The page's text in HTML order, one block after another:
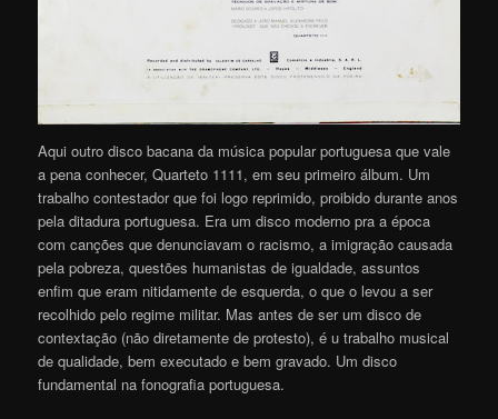
Aqui outro disco bacana da música popular portuguesa que vale
a pena conhecer, Quarteto 1111, em seu primeiro álbum. Um
trabalho contestador que foi logo reprimido, proibido durante anos
pela ditadura portuguesa. Era um disco moderno pra a época
com canções que denunciavam o racismo, a imigração causada
pela pobreza, questões humanistas de igualdade, assuntos
enfim que eram nitidamente de esquerda, o que o levou a ser
recolhido pelo regime militar. Mas antes de ser um disco de
contextação (não diretamente de protesto), é u trabalho musical
de qualidade, bem executado e bem gravado. Um disco
fundamental na fonografia portuguesa.